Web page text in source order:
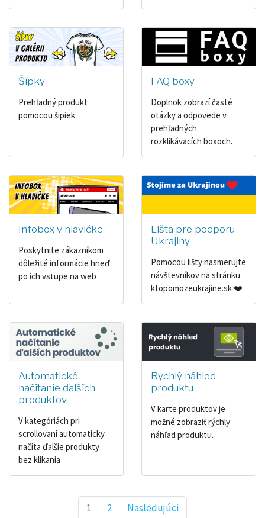
Šípky
Prehľadný produkt
pomocou šipiek
FAQ boxy
Doplnok zobrazí časté
otázky a odpovede v
prehľadných
rozklikávacích boxoch.
Infobox v hlavičke
Poskytnite zákazníkom
dôležité informácie hneď
po ich vstupe na web
Lišta pre podporu
Ukrajiny
Pomocou lišty nasmerujte
návštevníkov na stránku
ktopomozeukrajine.sk ❤️
Automatické
načítanie ďalších
produktov
V kategóriách pri
scrollovaní automaticky
načíta ďalšie produkty
bez klikania
Rychlý náhled
produktu
V karte produktov je
možné zobraziť rýchly
náhľad produktu.
1 2 Nasledujúci